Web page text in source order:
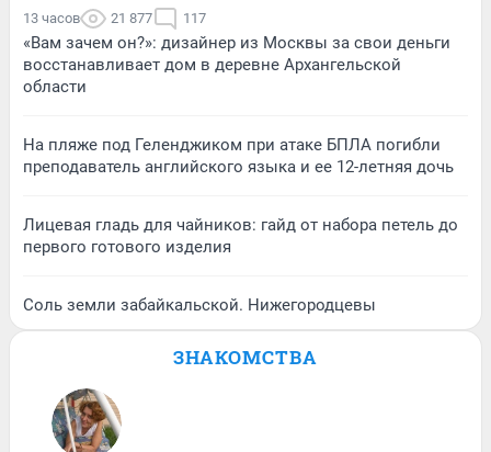
13 часов 21 877 117
«Вам зачем он?»: дизайнер из Москвы за свои деньги
восстанавливает дом в деревне Архангельской
области
На пляже под Геленджиком при атаке БПЛА погибли
преподаватель английского языка и ее 12-летняя дочь
Лицевая гладь для чайников: гайд от набора петель до
первого готового изделия
Соль земли забайкальской. Нижегородцевы
ЗНАКОМСТВА